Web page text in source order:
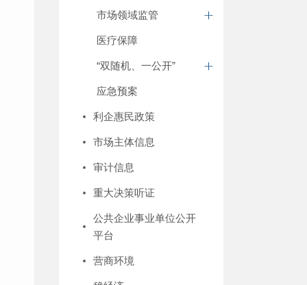
市场领域监管
医疗保障
“双随机、一公开”
应急预案
利企惠民政策
市场主体信息
审计信息
重大决策听证
公共企业事业单位公开
平台
营商环境